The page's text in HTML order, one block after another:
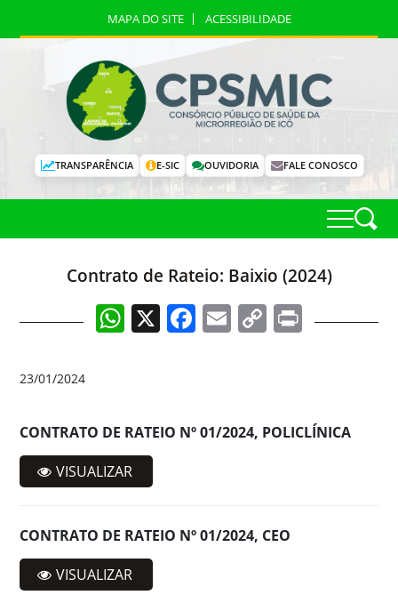
MAPA DO SITE ACESSIBILIDADE
TRANSPARÊNCIA E-SIC OUVIDORIA FALE CONOSCO
Contrato de Rateio: Baixio (2024)
WhatsApp
X Facebook
EmailCopyPrint
23/01/2024
CONTRATO DE RATEIO Nº 01/2024, POLICLÍNICA
VISUALIZAR
CONTRATO DE RATEIO Nº 01/2024, CEO
VISUALIZAR